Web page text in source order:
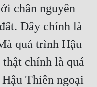
chân nguyên
Đây chính là
quá trình Hậu
chính là quá
Thiên ngoại